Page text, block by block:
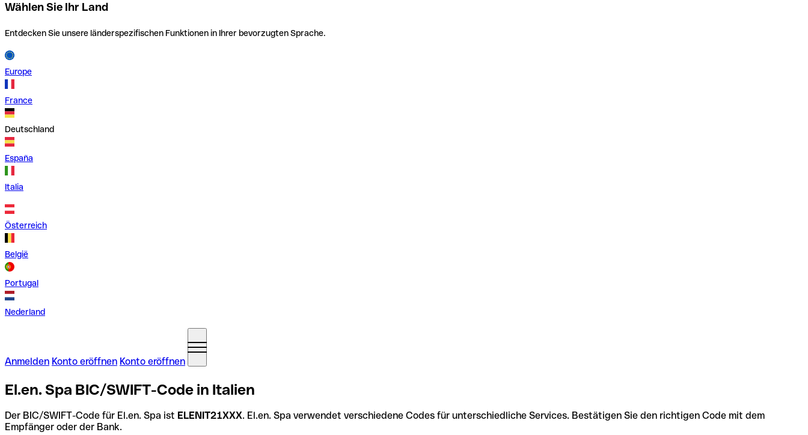
Wählen Sie Ihr Land
Entdecken Sie unsere länderspezifischen Funktionen in Ihrer bevorzugten Sprache.
Europe
France
Deutschland
España
Italia
Österreich
België
Portugal
Nederland
Anmelden Konto eröffnen Konto eröffnen
El.en. Spa BIC/SWIFT-Code in Italien
Der BIC/SWIFT-Code für El.en. Spa ist ELENIT21XXX. El.en. Spa verwendet verschiedene Codes für unterschiedliche Services. Bestätigen Sie den richtigen Code mit dem
Empfänger oder der Bank.